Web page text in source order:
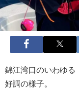
錦江湾口のいわゆる
好調の様子。